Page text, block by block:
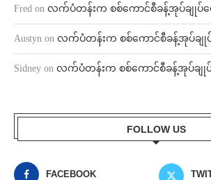
Fred on လက်ပံတန်းက စစ်ကောင်စီခန့်အုပ်ချုပ်ရ
Austyn on လက်ပံတန်းက စစ်ကောင်စီခန့်အုပ်ချု
Sidney on လက်ပံတန်းက စစ်ကောင်စီခန့်အုပ်ချု
FOLLOW US
FACEBOOK